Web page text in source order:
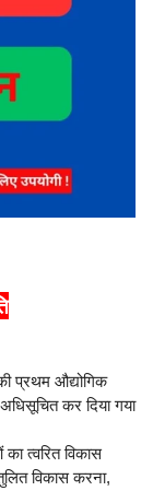
प्रथम औद्योगिक
कर दिया गया
त्वरित विकास
विकास करना,